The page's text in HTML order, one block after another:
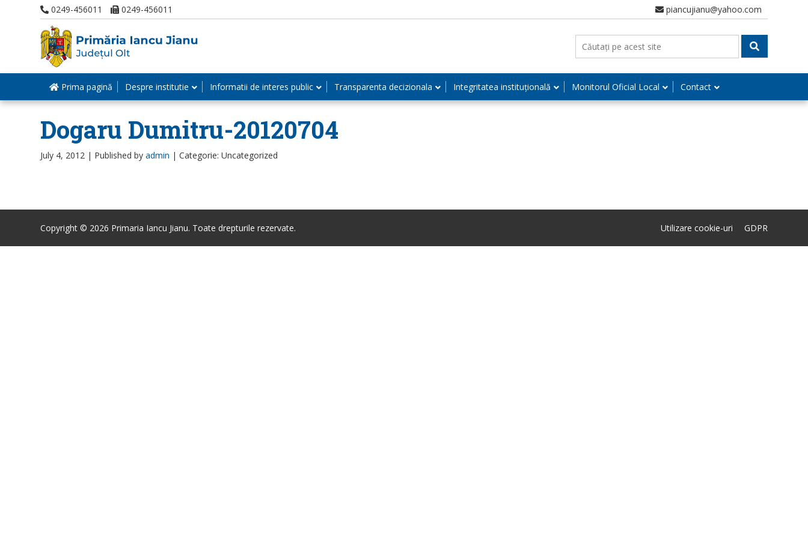
0249-456011 0249-456011 piancujianu@yahoo.com
Prima pagină Despre institutie Informatii de interes public Transparenta decizionala Integritatea instituțională Monitorul Oficial Local Contact
Dogaru Dumitru-20120704
July 4, 2012 | Published by admin | Categorie: Uncategorized
Copyright © 2026 Primaria Iancu Jianu. Toate drepturile rezervate. Utilizare cookie-uri GDPR